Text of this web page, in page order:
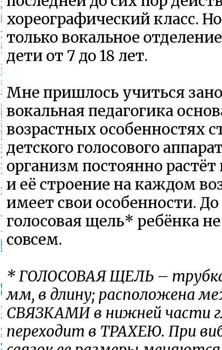
хореографический класс.
только вокальное
дети от 7 до 18 лет.
Мне пришлось учиться
вокальная педагогика
возрастных особенностях
детского голосового
организм постоянно растёт
и её строение на каждом
имеет свои особенности.
голосовая щель* ребёнка
совсем.
* ГОЛОСОВАЯ ЩЕЛЬ –
мм, в длину; расположена
СВЯЗКАМИ в нижней части
переходит в ТРАХЕЮ. При